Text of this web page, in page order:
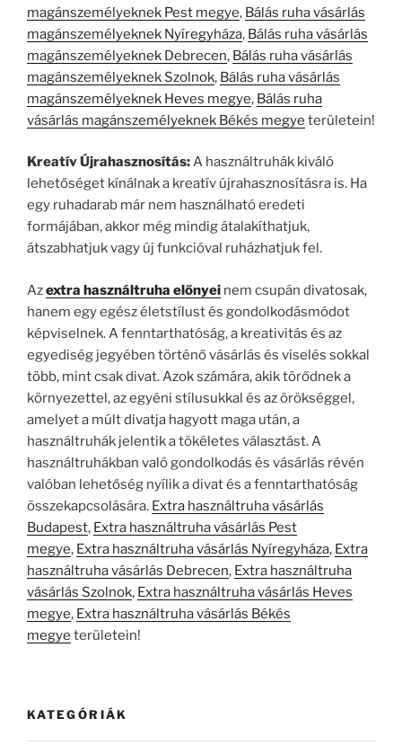
magánszemélyeknek Pest megye, Bálás ruha vásárlás
magánszemélyeknek Nyíregyháza, Bálás ruha vásárlás
magánszemélyeknek Debrecen, Bálás ruha vásárlás
magánszemélyeknek Szolnok, Bálás ruha vásárlás
magánszemélyeknek Heves megye, Bálás ruha
vásárlás magánszemélyeknek Békés megye területein!
Kreatív Újrahasznosítás:A használtruhák kiváló
lehetőséget kínálnak a kreatív újrahasznosításra is. Ha
egy ruhadarab már nem használható eredeti
formájában, akkor még mindig átalakíthatjuk,
átszabhatjuk vagy új funkcióval ruházhatjuk fel.
Azextra használtruha előnyei nem csupán divatosak,
hanem egy egész életstílust és gondolkodásmódot
képviselnek. A fenntarthatóság, a kreativitás és az
egyediség jegyében történő vásárlás és viselés sokkal
több, mint csak divat. Azok számára, akik törődnek a
környezettel, az egyéni stílusukkal és az örökséggel,
amelyet a múlt divatja hagyott maga után, a
használtruhák jelentik a tökéletes választást. A
használtruhákban való gondolkodás és vásárlás révén
valóban lehetőség nyílik a divat és a fenntarthatóság
összekapcsolására. Extra használtruha vásárlás
Budapest, Extra használtruha vásárlás Pest
megye, Extra használtruha vásárlás Nyíregyháza, Extra
használtruha vásárlás Debrecen, Extra használtruha
vásárlás Szolnok, Extra használtruha vásárlás Heves
megye, Extra használtruha vásárlás Békés
megye területein!
KATEGÓRIÁK